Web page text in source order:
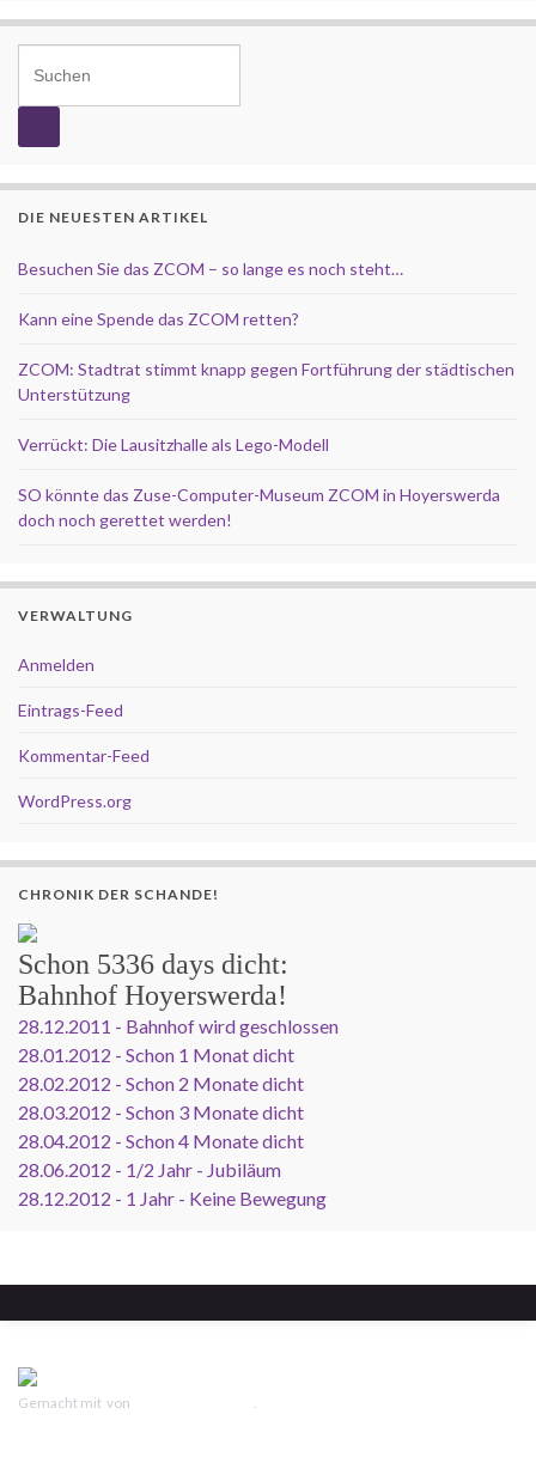
DIE NEUESTEN ARTIKEL
Besuchen Sie das ZCOM – so lange es noch steht…
Kann eine Spende das ZCOM retten?
ZCOM: Stadtrat stimmt knapp gegen Fortführung der städtischen
Unterstützung
Verrückt: Die Lausitzhalle als Lego-Modell
SO könnte das Zuse-Computer-Museum ZCOM in Hoyerswerda
doch noch gerettet werden!
VERWALTUNG
Anmelden
Eintrags-Feed
Kommentar-Feed
WordPress.org
CHRONIK DER SCHANDE!
Schon 5336 days dicht:
Bahnhof Hoyerswerda!
28.12.2011 - Bahnhof wird geschlossen
28.01.2012 - Schon 1 Monat dicht
28.02.2012 - Schon 2 Monate dicht
28.03.2012 - Schon 3 Monate dicht
28.04.2012 - Schon 4 Monate dicht
28.06.2012 - 1/2 Jahr - Jubiläum
28.12.2012 - 1 Jahr - Keine Bewegung
Gemacht mit von .